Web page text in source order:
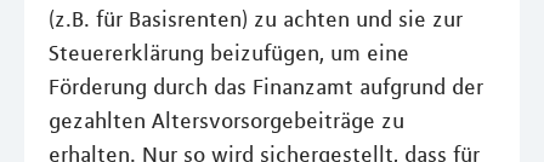
(z.B. für Basisrenten) zu achten und sie zur
Steuererklärung beizufügen, um eine
Förderung durch das Finanzamt aufgrund der
gezahlten Altersvorsorgebeiträge zu
erhalten. Nur so wird sichergestellt, dass für